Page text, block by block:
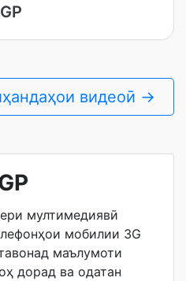
видеоӣ →
мултимедиявӣ
мобилии 3G
маълумоти
дорад ва одатан